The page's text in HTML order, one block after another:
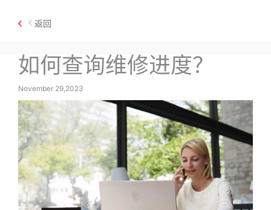
返回
如何查询维修进度？
November 29,2023